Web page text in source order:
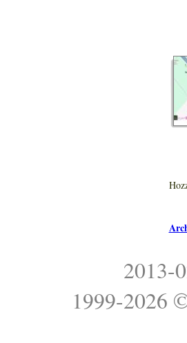
2013-
1999-2026